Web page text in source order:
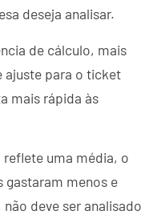
deseja analisar.
de cálculo, mais
ajuste para o ticket
mais rápida às
uma média, o
gastaram menos e
deve ser analisado